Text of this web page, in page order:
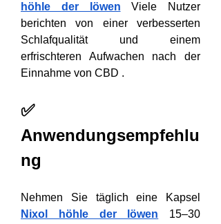
höhle der löwen Viele Nutzer
berichten von einer verbesserten
Schlafqualität und einem
erfrischteren Aufwachen nach der
Einnahme von CBD .
✅
Anwendungsempfehlu
ng
Nixol höhle der löwen 15–30